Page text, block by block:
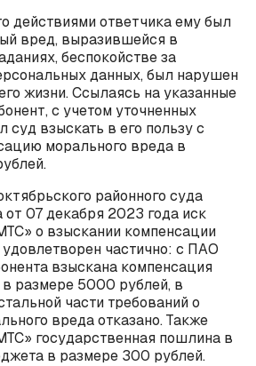
действиями ответчика ему был
вред, выразившейся в
беспокойстве за
данных, был нарушен
жизни. Ссылаясь на указанные
с учетом уточненных
суд взыскать в его пользу с
морального вреда в
районного суда
от 07 декабря 2023 года иск
о взыскании компенсации
частично: с ПАО
взыскана компенсация
размере 5000 рублей, в
части требований о
вреда отказано. Также
государственная пошлина в
в размере 300 рублей.